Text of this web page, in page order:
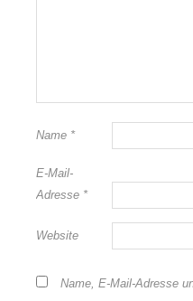
Name *
E-Mail-
Adresse *
Website
Name, E-Mail-Adresse